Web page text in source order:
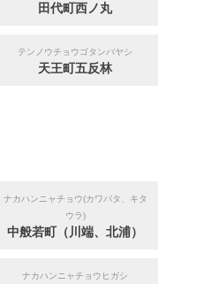
田代町西ノ丸
テンノウチョウゴタンバヤシ
天王町五反林
ナカハンニャチョウ(カワバタ、キタ
ウラ)
中般若町（川端、北浦）
ナカハンニャチョウヒガシ